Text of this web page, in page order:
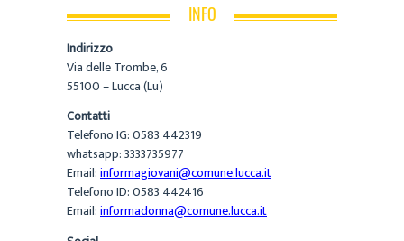
INFO
Indirizzo
Via delle Trombe, 6
55100 – Lucca (Lu)
Contatti
Telefono IG: 0583 442319
whatsapp: 3333735977
Email:informagiovani@comune.lucca.it
Telefono ID: 0583 442416
Email:informadonna@comune.lucca.it